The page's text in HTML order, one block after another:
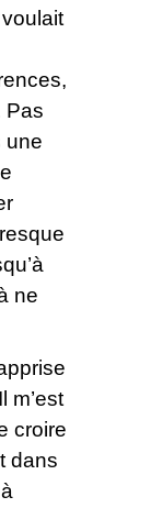
voulait
Pas
une
ne
m’est
croire
dans